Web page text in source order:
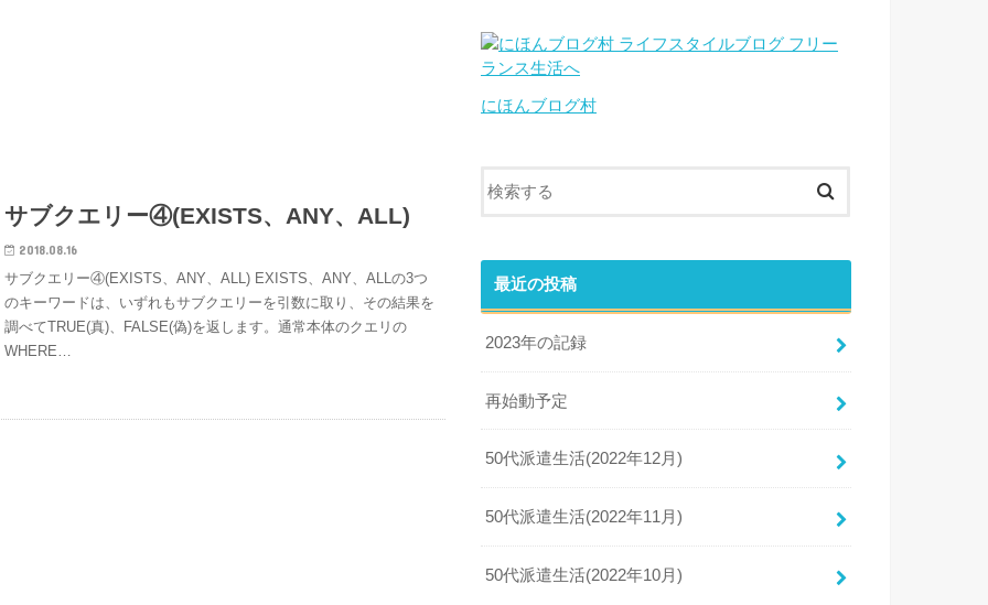
サブクエリー④(EXISTS、ANY、ALL)
2018.08.16
サブクエリー④(EXISTS、ANY、ALL) EXISTS、ANY、ALLの3つ
のキーワードは、いずれもサブクエリーを引数に取り、その結果を
調べてTRUE(真)、FALSE(偽)を返します。通常本体のクエリの
WHERE…
にほんブログ村
最近の投稿
2023年の記録
再始動予定
50代派遣生活(2022年12月)
50代派遣生活(2022年11月)
50代派遣生活(2022年10月)